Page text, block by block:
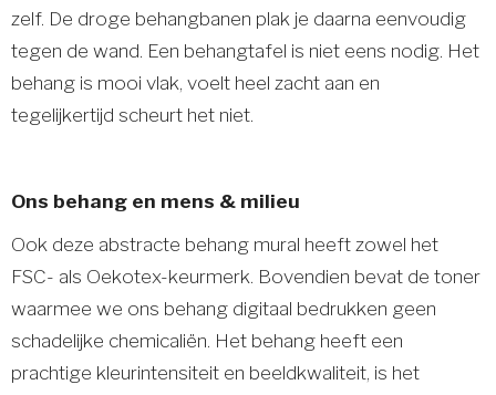
zelf. De droge behangbanen plak je daarna eenvoudig
tegen de wand. Een behangtafel is niet eens nodig. Het
behang is mooi vlak, voelt heel zacht aan en
tegelijkertijd scheurt het niet.
Ons behang en mens & milieu
Ook deze abstracte behang mural heeft zowel het
FSC- als Oekotex-keurmerk. Bovendien bevat de toner
waarmee we ons behang digitaal bedrukken geen
schadelijke chemicaliën. Het behang heeft een
prachtige kleurintensiteit en beeldkwaliteit, is het